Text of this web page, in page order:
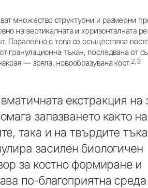
множество структурни и размерни
на вертикалната и хоризонталната
Паралелно с това се осъществява
гранулационна тъкан, последвана от
— зряла, новообразувана кост.2,3
екстракция на
запазването както на
така и на твърдите
засилен биологичен
за костно формиране и
по-благоприятна среда